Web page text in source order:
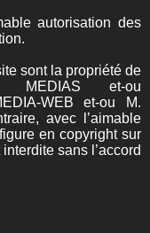
autorisation des
sont la propriété de
MEDIAS et-ou
WEB et-ou M.
avec l’aimable
en copyright sur
sans l’accord